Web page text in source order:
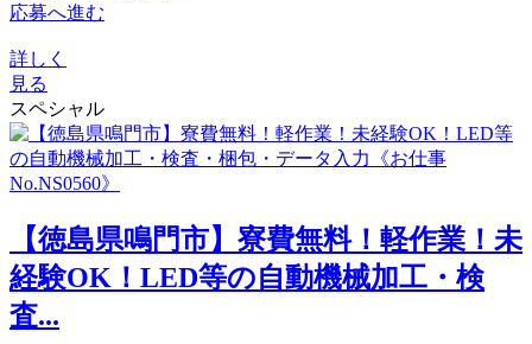
応募へ進む
詳しく
見る
スペシャル
【徳島県鳴門市】寮費無料！軽作業！未
経験OK！LED等の自動機械加工・検
査...